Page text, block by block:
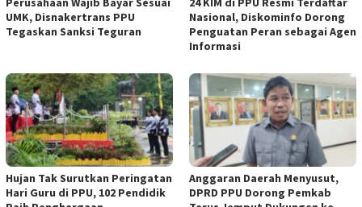
UMK, Disnakertrans PPU
Tegaskan Sanksi Teguran
Nasional, Diskominfo Dorong
Penguatan Peran sebagai Agen
Informasi
Hujan Tak Surutkan Peringatan
Hari Guru di PPU, 102 Pendidik
Anggaran Daerah Menyusut,
DPRD PPU Dorong Pemkab